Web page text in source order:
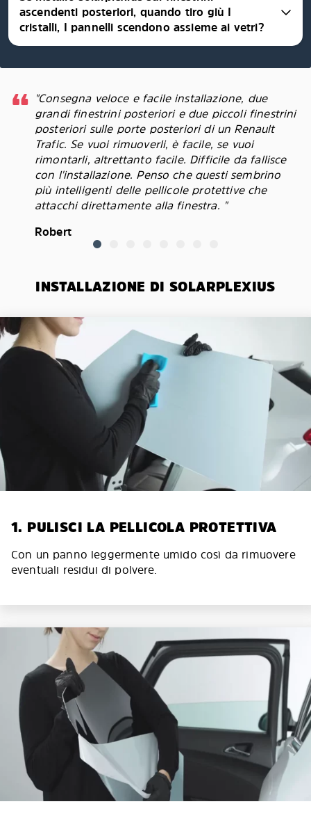
ascendenti posteriori, quando tiro giù I
cristalli, I pannelli scendono assieme ai vetri?
"Consegna veloce e facile installazione, due
grandi finestrini posteriori e due piccoli finestrini
posteriori sulle porte posteriori di un Renault
Trafic. Se vuoi rimuoverli, è facile, se vuoi
rimontarli, altrettanto facile. Difficile da fallisce
con l'installazione. Penso che questi sembrino
più intelligenti delle pellicole protettive che
attacchi direttamente alla finestra. "
Robert
INSTALLAZIONE DI SOLARPLEXIUS
1. PULISCI LA PELLICOLA PROTETTIVA
Con un panno leggermente umido così da rimuovere
eventuali residui di polvere.